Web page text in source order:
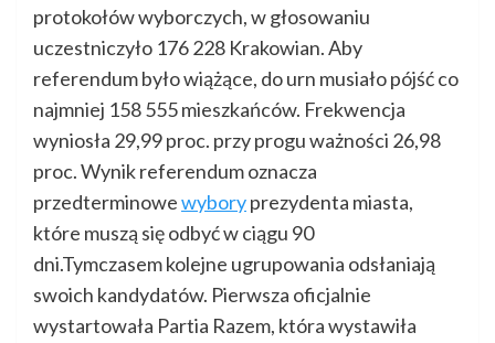
protokołów wyborczych, w głosowaniu
uczestniczyło 176 228 Krakowian. Aby
referendum było wiążące, do urn musiało pójść co
najmniej 158 555 mieszkańców. Frekwencja
wyniosła 29,99 proc. przy progu ważności 26,98
proc. Wynik referendum oznacza
przedterminowewyboryprezydenta miasta,
które muszą się odbyć w ciągu 90
dni.Tymczasem kolejne ugrupowania odsłaniają
swoich kandydatów. Pierwsza oficjalnie
wystartowała Partia Razem, która wystawiła